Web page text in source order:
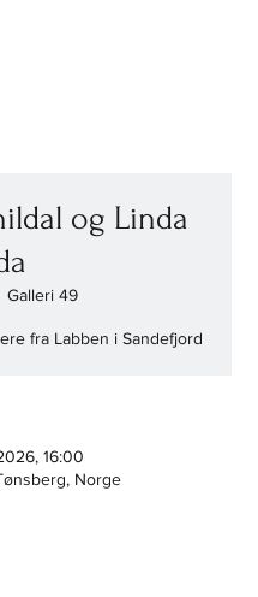
og Linda
Galleri 49
fra Labben i Sandefjord
16:00
Norge